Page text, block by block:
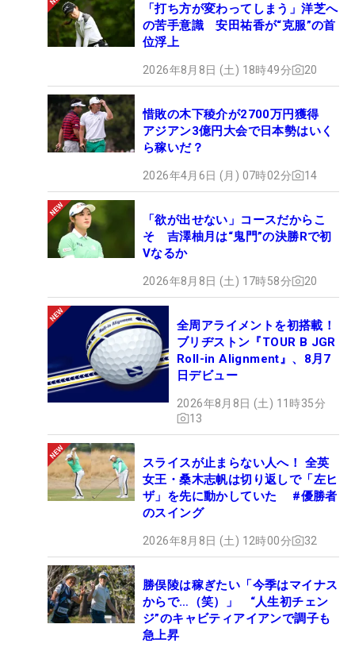
「打ち方が変わってしまう」洋芝へ
の苦手意識 安田祐香が“克服”の首
位浮上
2026年8月8日 (土) 18時49分 20
惜敗の木下稜介が2700万円獲得
アジアン3億円大会で日本勢はいく
ら稼いだ？
2026年4月6日 (月) 07時02分 14
「欲が出せない」コースだからこ
そ 吉澤柚月は“鬼門”の決勝Rで初
Vなるか
2026年8月8日 (土) 17時58分 20
全周アライメントを初搭載！
ブリヂストン『TOUR B JGR
Roll-in Alignment』、8月7
日デビュー
2026年8月8日 (土) 11時35分
13
スライスが止まらない人へ！ 全英
女王・桑木志帆は切り返しで「左ヒ
ザ」を先に動かしていた #優勝者
のスイング
2026年8月8日 (土) 12時00分 32
勝俣陵は稼ぎたい「今季はマイナス
からで…（笑）」 “人生初チェン
ジ”のキャビティアイアンで調子も
急上昇